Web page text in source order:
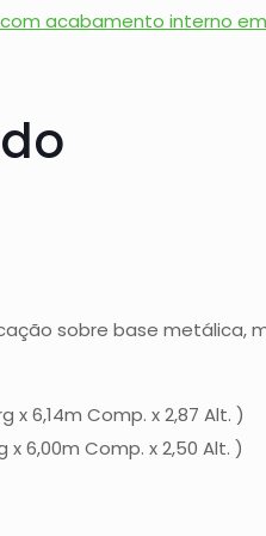
acabamento interno
sobre base metálica,
x 6,14m Comp. x 2,87 Alt. )
6,00m Comp. x 2,50 Alt. )